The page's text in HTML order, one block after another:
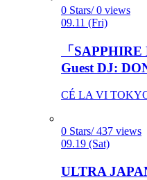
0 Stars/ 0 views
09.11 (Fri)
「
Guest DJ:
CÉ LA VI
0 Stars/ 437 views
09.19 (Sat)
ULTRA